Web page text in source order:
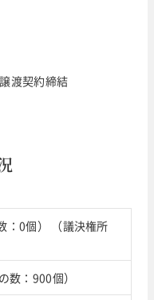
渡契約締結
：0個） （議決権所
数：900個）